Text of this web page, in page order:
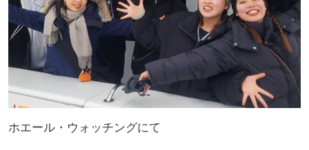
ホエール・ウォッチングにて